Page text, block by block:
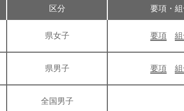
区分 要項・
県女子 要項
県男子 要項
全国男子